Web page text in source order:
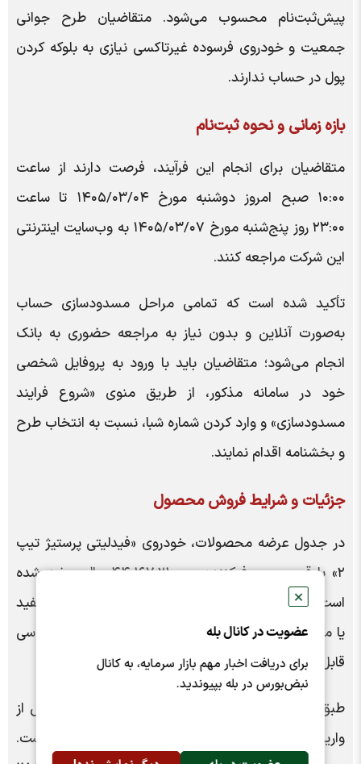
✕
عضویت در کانال بله
برای دریافت اخبار مهم بازار سرمایه، به کانال
نبض‌بورس در بله بپیوندید.
پیش‌ثبت‌نام محسوب می‌شود. متقاضیان طرح جوانی
جمعیت و خودروی فرسوده غیرتاکسی نیازی به بلوکه کردن
پول در حساب ندارند.
بازه زمانی و نحوه ثبت‌نام
متقاضیان برای انجام این فرآیند، فرصت دارند از ساعت
۱۰:۰۰ صبح امروز دوشنبه مورخ ۱۴۰۵/۰۳/۰۴ تا ساعت
۲۳:۰۰ روز پنج‌شنبه مورخ ۱۴۰۵/۰۳/۰۷ به وب‌سایت اینترنتی
این شرکت مراجعه کنند.
تأکید شده است که تمامی مراحل مسدودسازی حساب
به‌صورت آنلاین و بدون نیاز به مراجعه حضوری به بانک
انجام می‌شود؛ متقاضیان باید با ورود به پروفایل شخصی
خود در سامانه مذکور، از طریق منوی «شروع فرایند
مسدودسازی» و وارد کردن شماره شبا، نسبت به انتخاب طرح
و بخشنامه اقدام نمایند.
جزئیات و شرایط فروش محصول
در جدول عرضه محصولات، خودروی «فیدلیتی پرستیژ تیپ
۲» با قیمت مصرف‌کننده ۴۴,۱۶۷,۲۱۰,۰۰۰ ریال عرضه شده
است. این خودرو با مدل سال ۱۴۰۵، در رنگ‌های بدنه سفید
یا مشکی و تریم‌های داخلی نسکافه‌ای‌طوسی یا مشکی‌طوسی
قابل سفارش است.
طبق اعلام بهمن‌موتور، زمان تحویل خودرو ۳۰ روز پس از
واریز وجه و تکمیل پرونده توسط متقاضی تعیین شده است.